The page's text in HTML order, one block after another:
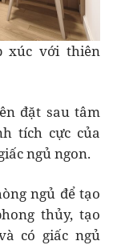
xúc với thiên
đặt sau tâm
tích cực của
ngủ ngon.
ngủ để tạo
thủy, tạo
có giấc ngủ